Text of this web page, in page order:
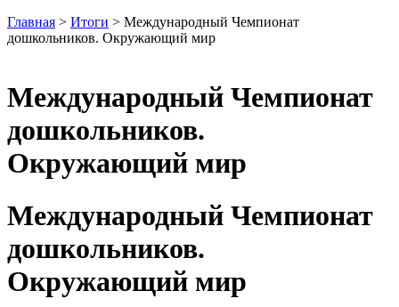
Главная > Итоги > Международный Чемпионат
дошкольников. Окружающий мир
Международный Чемпионат
дошкольников.
Окружающий мир
Международный Чемпионат
дошкольников.
Окружающий мир